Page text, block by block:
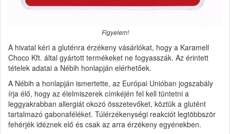
Figyelem!
A hivatal kéri a gluténra érzékeny vásárlókat, hogy a Karamell
Choco Kft. által gyártott termékeket ne fogyasszák. Az érintett
tételek adatai a Nébih honlapján elérhetőek.
A Nébih a honlapján ismertette, az Európai Unióban jogszabály
írja élő, hogy az élelmiszerek címkéjén fel kell tüntetni a
leggyakrabban allergiát okozó összetevőket, köztük a glutént
tartalmazó gabonaféléket. Túlérzékenységi reakciót legtöbbször
fehérjék idéznek elő és csak az arra érzékeny egyénekben.